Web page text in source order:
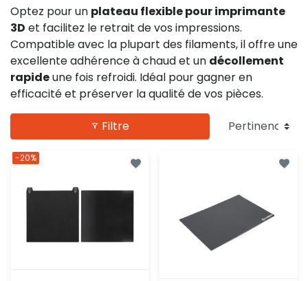
Optez pour un plateau flexible pour imprimante
3D et facilitez le retrait de vos impressions.
Compatible avec la plupart des filaments, il offre une
excellente adhérence à chaud et un décollement
rapideune fois refroidi. Idéal pour gagner en
efficacité et préserver la qualité de vos pièces.
Filtre
-20%